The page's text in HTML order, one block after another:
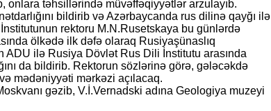
onlara təhsillərində müvəffəqiyyətlər arzulayıb.
bildirib və Azərbaycanda rus dilinə qayğı ilə
rektoru M.N.Rusetskaya bu günlərdə
ölkədə ilk dəfə olaraq Rusiyaşünaslıq
ADU ilə Rusiya Dövlət Rus Dili İnstitutu arasında
da bildirib. Rektorun sözlərinə görə, gələcəkdə
mədəniyyəti mərkəzi açılacaq.
gəzib, V.İ.Vernadski adına Geologiya muzeyi